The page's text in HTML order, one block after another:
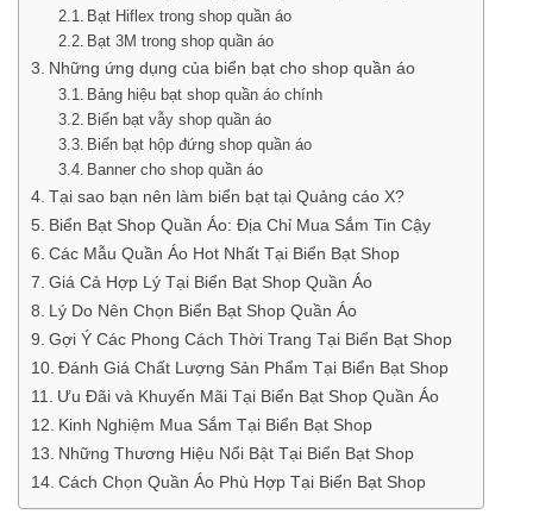
Bạt Hiflex trong shop quần áo
Bạt 3M trong shop quần áo
Những ứng dụng của biển bạt cho shop quần áo
Bảng hiệu bạt shop quần áo chính
Biển bạt vẫy shop quần áo
Biển bạt hộp đứng shop quần áo
Banner cho shop quần áo
Tại sao bạn nên làm biển bạt tại Quảng cáo X?
Biển Bạt Shop Quần Áo: Địa Chỉ Mua Sắm Tin Cậy
Các Mẫu Quần Áo Hot Nhất Tại Biển Bạt Shop
Giá Cả Hợp Lý Tại Biển Bạt Shop Quần Áo
Lý Do Nên Chọn Biển Bạt Shop Quần Áo
Gợi Ý Các Phong Cách Thời Trang Tại Biển Bạt Shop
Đánh Giá Chất Lượng Sản Phẩm Tại Biển Bạt Shop
Ưu Đãi và Khuyến Mãi Tại Biển Bạt Shop Quần Áo
Kinh Nghiệm Mua Sắm Tại Biển Bạt Shop
Những Thương Hiệu Nổi Bật Tại Biển Bạt Shop
Cách Chọn Quần Áo Phù Hợp Tại Biển Bạt Shop